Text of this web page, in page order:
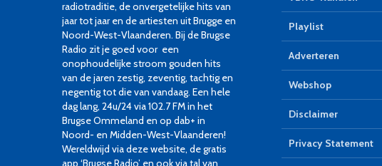
radiotraditie, de onvergetelijke hits van
jaar tot jaar en de artiesten uit Brugge en
Noord-West-Vlaanderen. Bij de Brugse
Radio zit je goed voor een
onophoudelijke stroom gouden hits
van de jaren zestig, zeventig, tachtig en
negentig tot die van vandaag. Een hele
dag lang, 24u/24 via 102.7 FM in het
Brugse Ommeland en op dab+ in
Noord- en Midden-West-Vlaanderen!
Wereldwijd via deze website, de gratis
app ‘Brugse Radio’ en ook via tal van
Playlist
Adverteren
Webshop
Disclaimer
Privacy Statement